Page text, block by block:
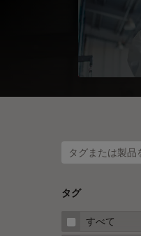
タグ
すべて